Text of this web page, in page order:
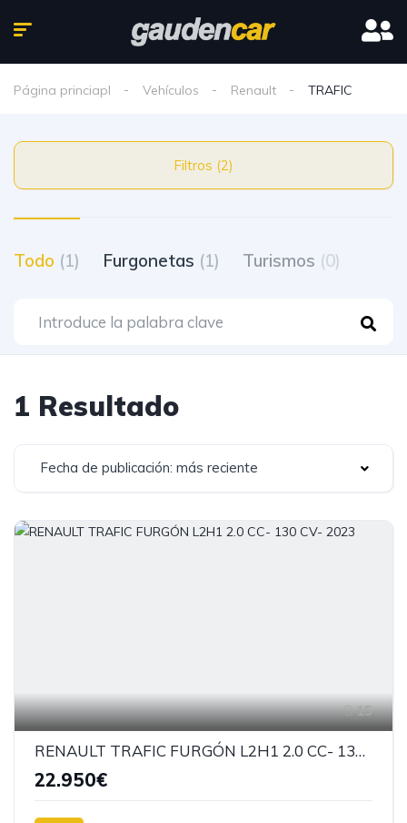
Página princiapl Vehículos Renault TRAFIC
Filtros (2)
Todo (1) Furgonetas (1) Turismos (0)
1 Resultado
Fecha de publicación: más reciente
15
RENAULT TRAFIC FURGÓN L2H1 2.0 CC- 130 CV- 2023
22.950€